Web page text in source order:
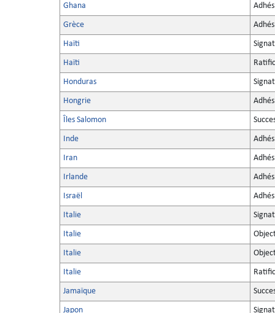
Ghana
Grèce
Haïti
Haïti
Honduras
Hongrie
Îles Salomon
Inde
Iran
Irlande
Israël
Italie
Italie
Italie
Italie
Jamaïque
Japon